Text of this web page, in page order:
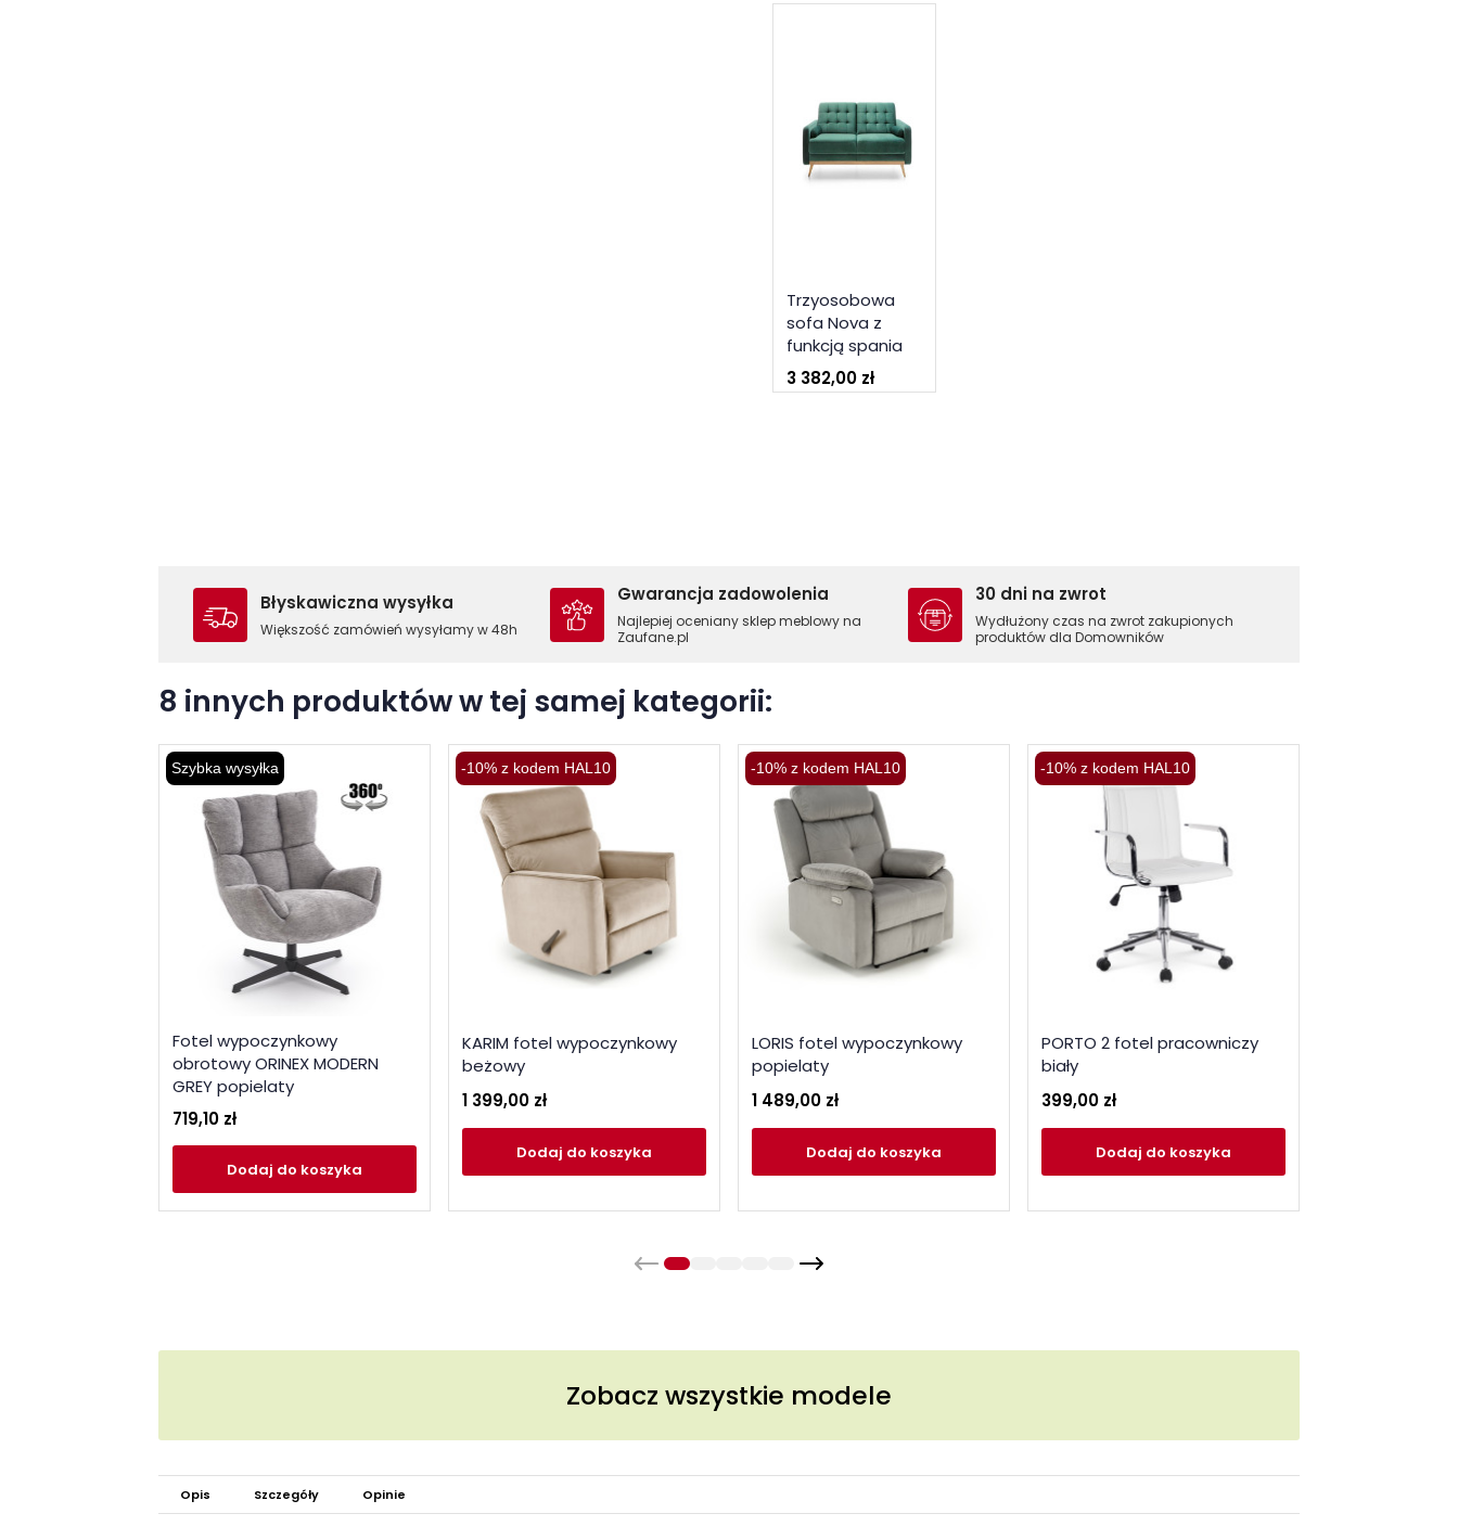
Trzyosobowa
sofa Nova z
funkcją spania
3 382,00 zł
Błyskawiczna wysyłka
Większość zamówień wysyłamy w 48h
Gwarancja zadowolenia
Najlepiej oceniany sklep meblowy na
Zaufane.pl
30 dni na zwrot
Wydłużony czas na zwrot zakupionych
produktów dla Domowników
8 innych produktów w tej samej kategorii:
Szybka wysyłka
Fotel wypoczynkowy
obrotowy ORINEX MODERN
GREY popielaty
719,10 zł
Dodaj do koszyka
-10% z kodem HAL10
KARIM fotel wypoczynkowy
beżowy
1 399,00 zł
Dodaj do koszyka
-10% z kodem HAL10
LORIS fotel wypoczynkowy
popielaty
1 489,00 zł
Dodaj do koszyka
-10% z kodem HAL10
PORTO 2 fotel pracowniczy
biały
399,00 zł
Dodaj do koszyka
Zobacz wszystkie modele
Opis Szczegóły Opinie